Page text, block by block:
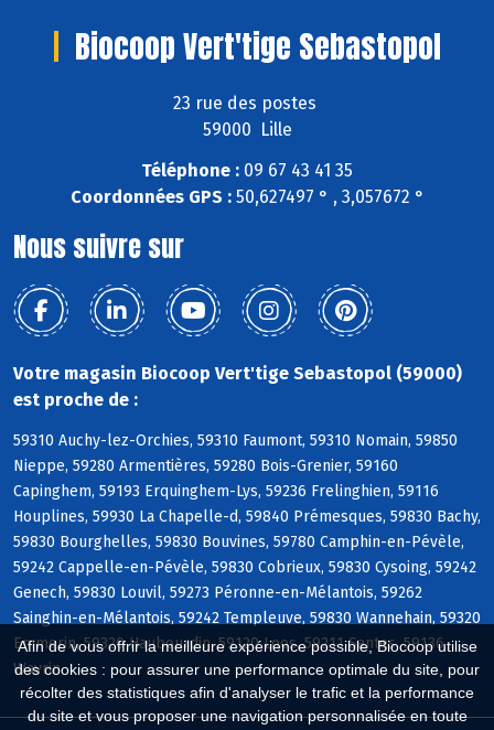
Afin de vous offrir la meilleure expérience possible, Biocoop utilise
des cookies : pour assurer une performance optimale du site, pour
récolter des statistiques afin d'analyser le trafic et la performance
du site et vous proposer une navigation personnalisée en toute
Biocoop Vert'tige Sebastopol
23 rue des postes
59000 Lille
Téléphone : 09 67 43 41 35
Coordonnées GPS :50,627497 ° , 3,057672 °
Nous suivre sur
Votre magasin Biocoop Vert'tige Sebastopol (59000)
est proche de :
59310 Auchy-lez-Orchies, 59310 Faumont, 59310 Nomain, 59850
Nieppe, 59280 Armentières, 59280 Bois-Grenier, 59160
Capinghem, 59193 Erquinghem-Lys, 59236 Frelinghien, 59116
Houplines, 59930 La Chapelle-d, 59840 Prémesques, 59830 Bachy,
59830 Bourghelles, 59830 Bouvines, 59780 Camphin-en-Pévèle,
59242 Cappelle-en-Pévèle, 59830 Cobrieux, 59830 Cysoing, 59242
Genech, 59830 Louvil, 59273 Péronne-en-Mélantois, 59262
Sainghin-en-Mélantois, 59242 Templeuve, 59830 Wannehain, 59320
Emmerin, 59320 Haubourdin, 59120 Loos, 59211 Santes, 59136
Wavrin